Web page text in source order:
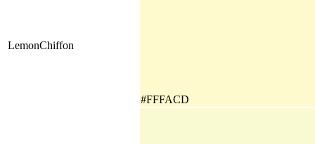
LemonChiffon
#FFFACD